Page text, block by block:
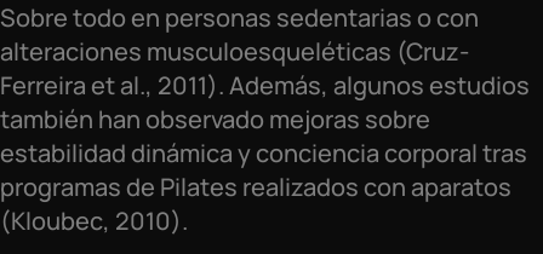
Sobre todo en personas sedentarias o con
alteraciones musculoesqueléticas (Cruz-
Ferreira et al., 2011). Además, algunos estudios
también han observado mejoras sobre
estabilidad dinámica y conciencia corporal tras
programas de Pilates realizados con aparatos
(Kloubec, 2010).